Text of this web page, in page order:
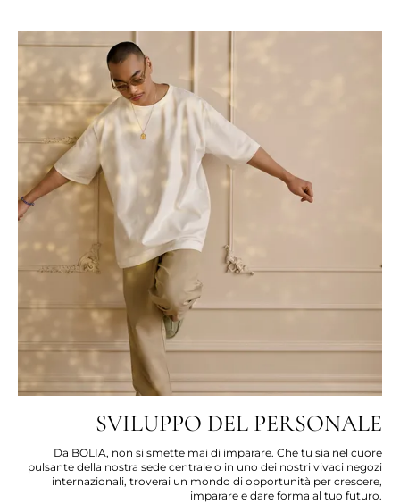
SVILUPPO DEL PERSONALE
Da BOLIA, non si smette mai di imparare. Che tu sia nel cuore
pulsante della nostra sede centrale o in uno dei nostri vivaci negozi
internazionali, troverai un mondo di opportunità per crescere,
imparare e dare forma al tuo futuro.